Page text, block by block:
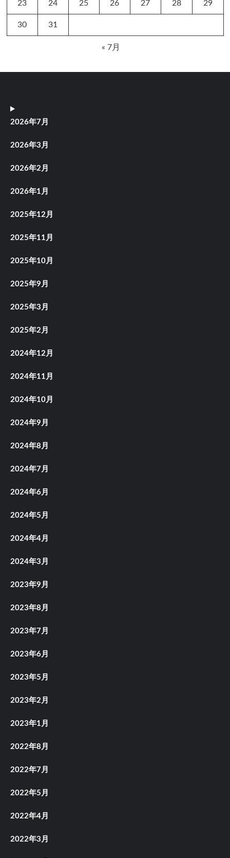
23 24 25 26 27 28 29
30 31
« 7月
2026年7月
2026年3月
2026年2月
2026年1月
2025年12月
2025年11月
2025年10月
2025年9月
2025年3月
2025年2月
2024年12月
2024年11月
2024年10月
2024年9月
2024年8月
2024年7月
2024年6月
2024年5月
2024年4月
2024年3月
2023年9月
2023年8月
2023年7月
2023年6月
2023年5月
2023年2月
2023年1月
2022年8月
2022年7月
2022年5月
2022年4月
2022年3月